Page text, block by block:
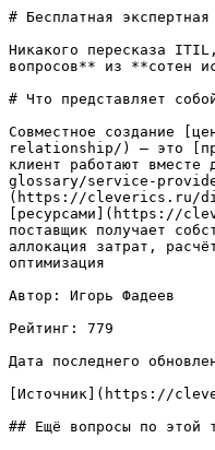
# Бесплатная
Никакого пересказа
вопросов** из **сотен
# Что представляет
Совместное
relationship/) — это
клиент работают
glossary/service-
(https://cleverics.ru/
[ресурсами](https://
поставщик получает
аллокация затрат,
оптимизация
Автор: Игорь Фадеев
Рейтинг: 779
Дата последнего
[Источник](https://
## Ещё вопросы по этой